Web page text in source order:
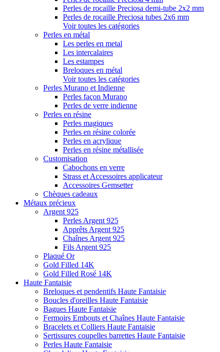
Perles de rocaille Preciosa demi-tube 2x2 mm
Perles de rocaille Preciosa tubes 2x6 mm
Voir toutes les catégories
Perles en métal
Les perles en metal
Les intercalaires
Les estampes
Breloques en métal
Voir toutes les catégories
Perles Murano et Indienne
Perles façon Murano
Perles de verre indienne
Perles en résine
Perles magiques
Perles en résine colorée
Perles en acrylique
Perles en résine métallisée
Customisation
Cabochons en verre
Strass et Accessoires applicateur
Accessoires Gemsetter
Chèques cadeaux
Métaux précieux
Argent 925
Perles Argent 925
Apprêts Argent 925
Chaînes Argent 925
Fils Argent 925
Plaqué Or
Gold Filled 14K
Gold Filled Rosé 14K
Haute Fantaisie
Breloques et pendentifs Haute Fantaisie
Boucles d'oreilles Haute Fantaisie
Bagues Haute Fantaisie
Fermoirs Embouts et Chaînes Haute Fantaisie
Bracelets et Colliers Haute Fantaisie
Sertissures coupelles barrettes Haute Fantaisie
Perles Haute Fantaisie